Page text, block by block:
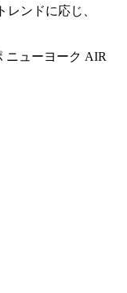
ンドに応じ、